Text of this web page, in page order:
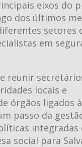
eixos do
dos últimos
setores
em
reunir
locais e
órgãos ligados
passo da
integradas
social para